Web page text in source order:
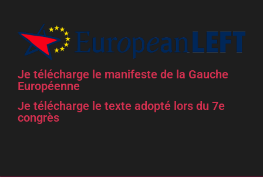
Je télécharge le manifeste de la Gauche
Européenne
Je télécharge le texte adopté lors du 7e
congrès